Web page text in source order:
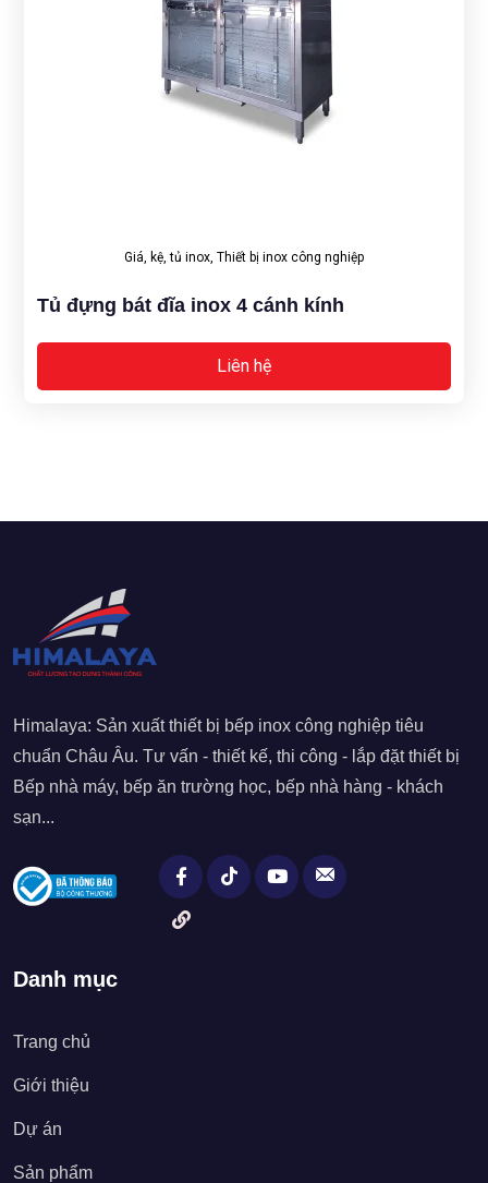
Giá, kệ, tủ inox, Thiết bị inox công nghiệp
Tủ đựng bát đĩa inox 4 cánh kính
Liên hệ
Himalaya: Sản xuất thiết bị bếp inox công nghiệp tiêu
chuẩn Châu Âu. Tư vấn - thiết kế, thi công - lắp đặt thiết bị
Bếp nhà máy, bếp ăn trường học, bếp nhà hàng - khách
sạn...
Danh mục
Trang chủ
Giới thiệu
Dự án
Sản phẩm